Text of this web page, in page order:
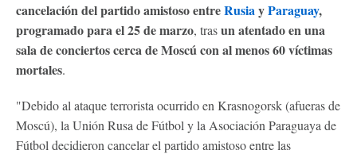
cancelación del partido amistoso entreRusiayParaguay,
programado para el 25 de marzo, trasun atentado en una
sala de conciertos cerca de Moscú con al menos 60 víctimas
mortales.
"Debido al ataque terrorista ocurrido en Krasnogorsk (afueras de
Moscú), la Unión Rusa de Fútbol y la Asociación Paraguaya de
Fútbol decidieron cancelar el partido amistoso entre las